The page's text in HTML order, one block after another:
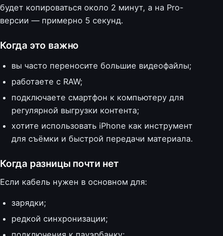
будет копироваться около 2 минут, а на Pro-
версии — примерно 5 секунд.
Когда это важно
вы часто переносите большие видеофайлы;
работаете с RAW;
подключаете смартфон к компьютеру для
регулярной выгрузки контента;
хотите использовать iPhone как инструмент
для съёмки и быстрой передачи материала.
Когда разницы почти нет
Если кабель нужен в основном для:
зарядки;
редкой синхронизации;